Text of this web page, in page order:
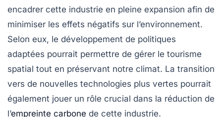
encadrer cette industrie en pleine expansion afin de
minimiser les effets négatifs sur l’environnement.
Selon eux, le développement de politiques
adaptées pourrait permettre de gérer le tourisme
spatial tout en préservant notre climat. La transition
vers de nouvelles technologies plus vertes pourrait
également jouer un rôle crucial dans la réduction de
l’empreinte carbone de cette industrie.